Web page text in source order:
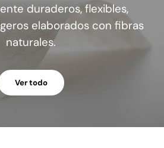
duraderos, flexibles,
elaborados con fibras
naturales.
Ver todo